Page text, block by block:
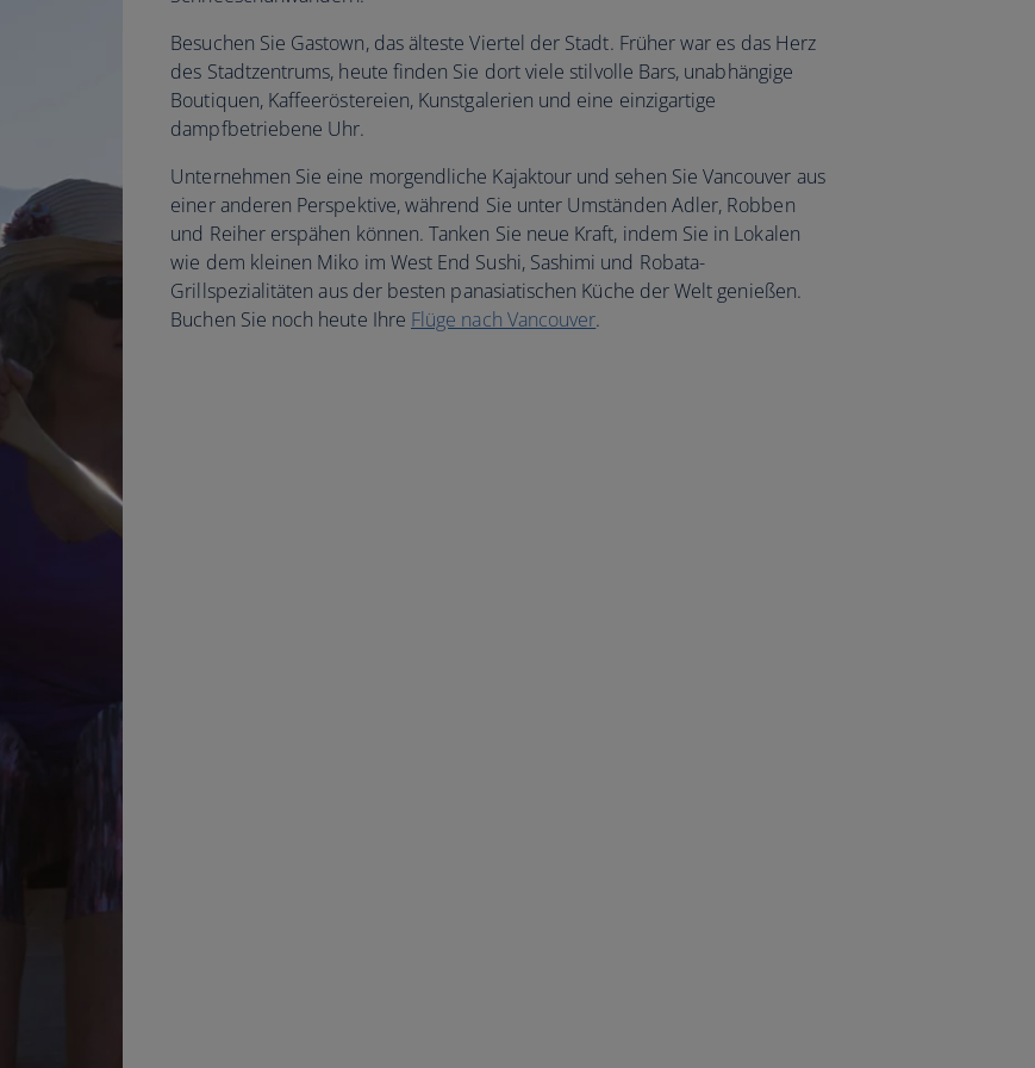
Besuchen Sie Gastown, das älteste Viertel der Stadt. Früher war es das Herz
des Stadtzentrums, heute finden Sie dort viele stilvolle Bars, unabhängige
Boutiquen, Kaffeeröstereien, Kunstgalerien und eine einzigartige
dampfbetriebene Uhr.
Unternehmen Sie eine morgendliche Kajaktour und sehen Sie Vancouver aus
einer anderen Perspektive, während Sie unter Umständen Adler, Robben
und Reiher erspähen können. Tanken Sie neue Kraft, indem Sie in Lokalen
wie dem kleinen Miko im West End Sushi, Sashimi und Robata-
Grillspezialitäten aus der besten panasiatischen Küche der Welt genießen.
Buchen Sie noch heute Ihre Flüge nach Vancouver.